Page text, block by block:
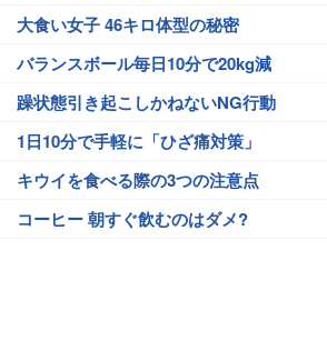
大食い女子 46キロ体型の秘密
バランスボール毎日10分で20kg減
躁状態引き起こしかねないNG行動
1日10分で手軽に「ひざ痛対策」
キウイを食べる際の3つの注意点
コーヒー 朝すぐ飲むのはダメ?